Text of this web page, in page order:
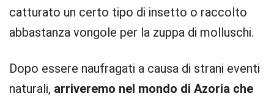
catturato un certo tipo di insetto o raccolto
abbastanza vongole per la zuppa di molluschi.
Dopo essere naufragati a causa di strani eventi
naturali, arriveremo nel mondo di Azoria che